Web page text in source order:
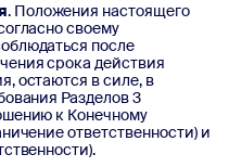
. Положения настоящего
своему
после
срока действия
остаются в силе, в
Разделов 3
к Конечному
ответственности) и